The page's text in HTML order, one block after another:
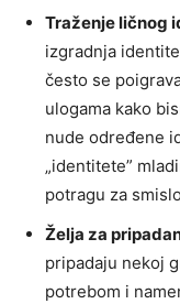
Traženje ličnog
izgradnja
često se
ulogama kako
nude određene
„identitete”
potragu za
Želja za
pripadaju nekoj
potrebom i